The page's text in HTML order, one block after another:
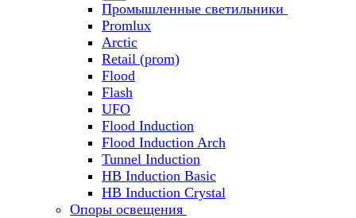
Промышленные светильники
Promlux
Arctic
Retail (prom)
Flood
Flash
UFO
Flood Induction
Flood Induction Arch
Tunnel Induction
HB Induction Basic
HB Induction Crystal
Опоры освещения